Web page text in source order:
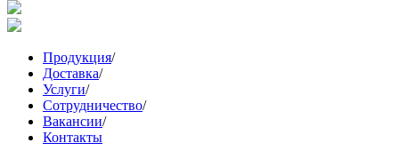
Продукция/
Доставка/
Услуги/
Сотрудничество/
Вакансии/
Контакты